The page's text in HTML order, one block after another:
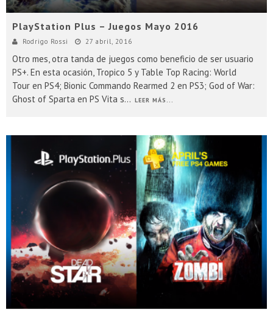
PlayStation Plus – Juegos Mayo 2016
Rodrigo Rossi 27 abril, 2016
Otro mes, otra tanda de juegos como beneficio de ser usuario
PS+. En esta ocasión, Tropico 5 y Table Top Racing: World
Tour en PS4; Bionic Commando Rearmed 2 en PS3; God of War:
Ghost of Sparta en PS Vita s... LEER MÁS...